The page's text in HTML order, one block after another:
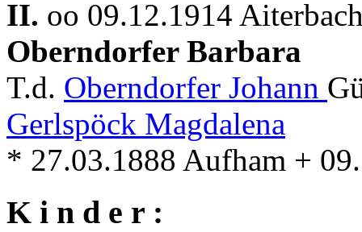
II. oo 09.12.1914
Oberndorfer Barbara
T.d. Oberndorfer Johann
Gerlspöck Magdalena
* 27.03.1888 Aufham +
K i n d e r :